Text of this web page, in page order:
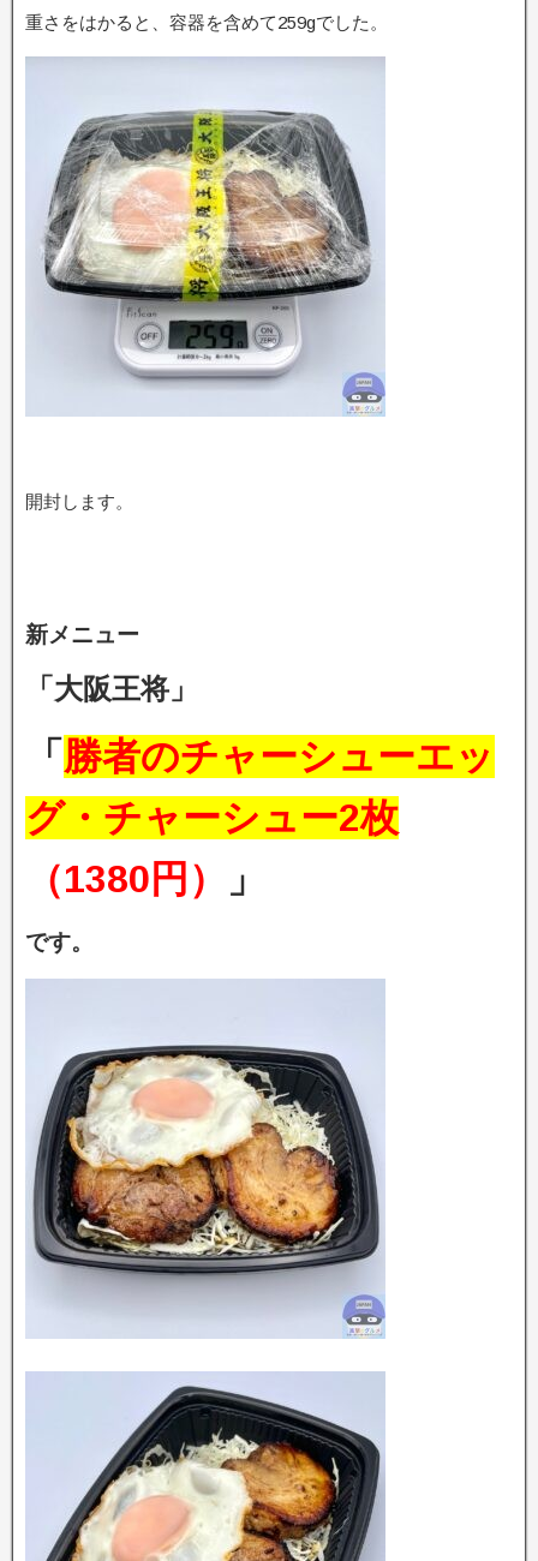
重さをはかると、容器を含めて259gでした。
開封します。
新メニュー
「大阪王将」
「 勝者のチャーシューエッ
グ・チャーシュー2枚
（1380円）
」
です。